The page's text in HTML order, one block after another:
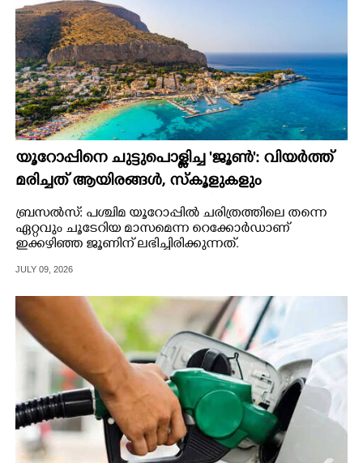
യൂറോപ്പിനെ ചുട്ടുപൊള്ളിച്ച 'ജൂൺ': വിയർത്ത്
മരിച്ചത് ആയിരങ്ങൾ,​ സ്കൂളുകളും
സ്ഥാപനങ്ങളും അടഞ്ഞുകിടന്നത്
ദിവസങ്ങളോളം
ബ്രസൽസ്: പശ്ചിമ യൂറോപ്പിൽ ചരിത്രത്തിലെ തന്നെ
ഏറ്റവും ചൂടേറിയ മാസമെന്ന റെക്കോർഡാണ്
ഇക്കഴിഞ്ഞ ജൂണിന് ലഭിച്ചിരിക്കുന്നത്.
JULY 09, 2026